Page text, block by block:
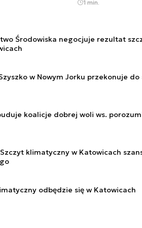
1 min.
Środowiska negocjuje rezultat
w Nowym Jorku przekonuje do
koalicje dobrej woli ws.
klimatyczny w Katowicach
odbędzie się w Katowicach